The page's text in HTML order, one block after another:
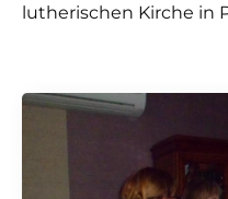
lutherischen Kirche in